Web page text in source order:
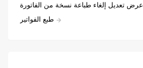
عرض تعديل إلغاء طباعة نسخة من الفاتورة
طبع الفواتير